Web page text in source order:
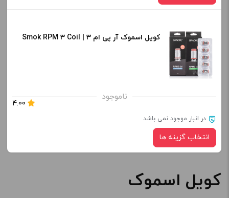
کویل اسموک آر پی ام 3 | Smok RPM 3 Coil
ناموجود
4.00
در انبار موجود نمی باشد
انتخاب گزینه ها
نوع کویل :کویل اسموک